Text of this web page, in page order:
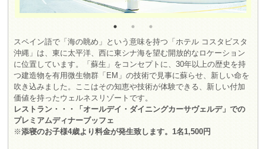
スペイン語で「海の眺め」という意味を持つ「ホテル コスタビスタ
沖縄」は、東に太平洋、西に東シナ海を望む開放的なロケーション
に位置しています。「蘇生」をコンセプトに、30年以上の歴史を持
つ建造物を有用微生物群「EM」の技術で見事に蘇らせ、新しい命を
吹き込みました。ここはその知恵や技術が体験できる、新しい付加
価値を持ったウェルネスリゾートです。
レストラン・・・「オールデイ・ダイニングカーサヴェルデ」での
プレミアムディナーブッフェ
※添寝のお子様4歳より料金が発生致します。1名1,500円